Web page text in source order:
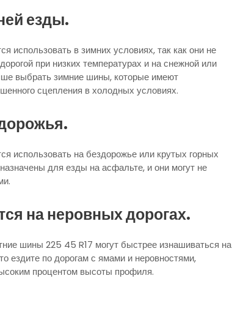
езды.
использовать в зимних условиях, так как они не
при низких температурах и на снежной или
выбрать зимние шины, которые имеют
сцепления в холодных условиях.
использовать на бездорожье или крутых горных
для езды на асфальте, и они могут не
на неровных дорогах.
шины 225 45 R17 могут быстрее изнашиваться на
ездите по дорогам с ямами и неровностями,
процентом высоты профиля.